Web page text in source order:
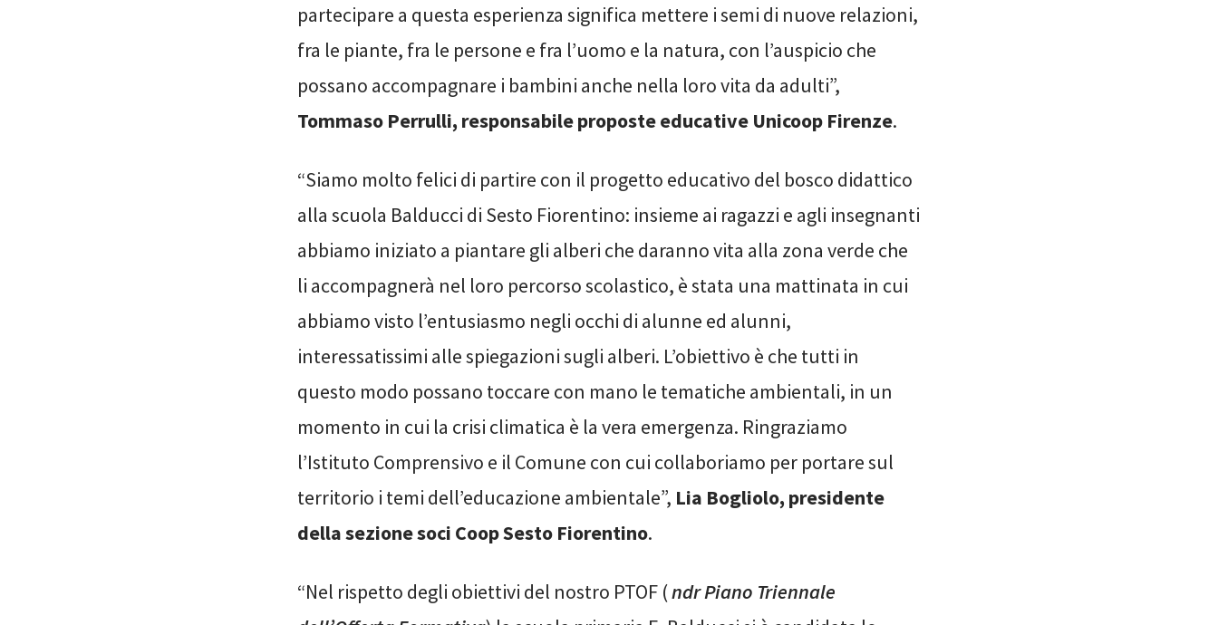
partecipare a questa esperienza significa mettere i semi di nuove relazioni,
fra le piante, fra le persone e fra l’uomo e la natura, con l’auspicio che
possano accompagnare i bambini anche nella loro vita da adulti”,
Tommaso Perrulli, responsabile proposte educative Unicoop Firenze.
“Siamo molto felici di partire con il progetto educativo del bosco didattico
alla scuola Balducci di Sesto Fiorentino: insieme ai ragazzi e agli insegnanti
abbiamo iniziato a piantare gli alberi che daranno vita alla zona verde che
li accompagnerà nel loro percorso scolastico, è stata una mattinata in cui
abbiamo visto l’entusiasmo negli occhi di alunne ed alunni,
interessatissimi alle spiegazioni sugli alberi. L’obiettivo è che tutti in
questo modo possano toccare con mano le tematiche ambientali, in un
momento in cui la crisi climatica è la vera emergenza. Ringraziamo
l’Istituto Comprensivo e il Comune con cui collaboriamo per portare sul
territorio i temi dell’educazione ambientale”, Lia Bogliolo, presidente
della sezione soci Coop Sesto Fiorentino.
“Nel rispetto degli obiettivi del nostro PTOF (ndr Piano Triennale